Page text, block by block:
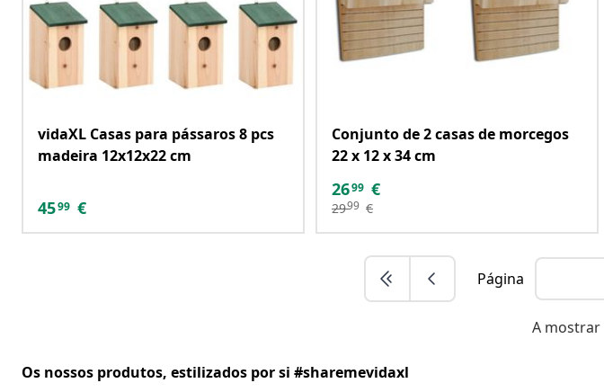
vidaXL Casas para pássaros 8 pcs
madeira 12x12x22 cm
4599 €
Conjunto de 2 casas de morcegos
22 x 12 x 34 cm
2699 €
2999 €
Página
A mostrar
Os nossos produtos, estilizados por si #sharemevidaxl